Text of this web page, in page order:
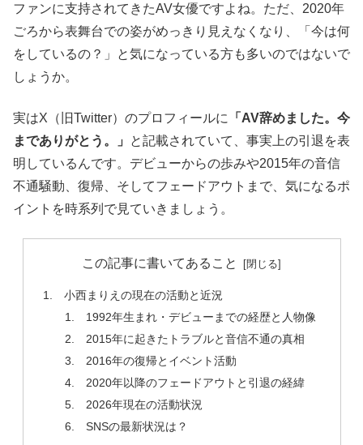
ファンに支持されてきたAV女優ですよね。ただ、2020年
ごろから表舞台での姿がめっきり見えなくなり、「今は何
をしているの？」と気になっている方も多いのではないで
しょうか。
実はX（旧Twitter）のプロフィールに
「AV辞めました。今
までありがとう。」
と記載されていて、事実上の引退を表
明しているんです。デビューからの歩みや2015年の音信
不通騒動、復帰、そしてフェードアウトまで、気になるポ
イントを時系列で見ていきましょう。
この記事に書いてあること
小西まりえの現在の活動と近況
1992年生まれ・デビューまでの経歴と人物像
2015年に起きたトラブルと音信不通の真相
2016年の復帰とイベント活動
2020年以降のフェードアウトと引退の経緯
2026年現在の活動状況
SNSの最新状況は？